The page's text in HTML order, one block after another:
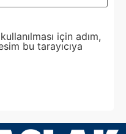
için adım,
bu tarayıcıya